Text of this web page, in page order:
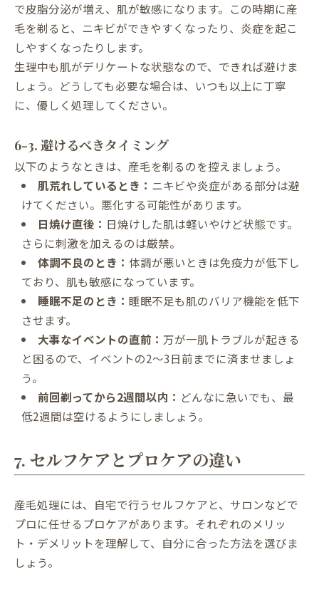
で皮脂分泌が増え、肌が敏感になります。この時期に産
毛を剃ると、ニキビができやすくなったり、炎症を起こ
しやすくなったりします。
生理中も肌がデリケートな状態なので、できれば避けま
しょう。どうしても必要な場合は、いつも以上に丁寧
に、優しく処理してください。
6-3. 避けるべきタイミング
以下のようなときは、産毛を剃るのを控えましょう。
肌荒れしているとき： ニキビや炎症がある部分は避
けてください。悪化する可能性があります。
日焼け直後： 日焼けした肌は軽いやけど状態です。
さらに刺激を加えるのは厳禁。
体調不良のとき： 体調が悪いときは免疫力が低下し
ており、肌も敏感になっています。
睡眠不足のとき： 睡眠不足も肌のバリア機能を低下
させます。
大事なイベントの直前： 万が一肌トラブルが起きる
と困るので、イベントの2〜3日前までに済ませましょ
う。
前回剃ってから2週間以内： どんなに急いでも、最
低2週間は空けるようにしましょう。
7. セルフケアとプロケアの違い
産毛処理には、自宅で行うセルフケアと、サロンなどで
プロに任せるプロケアがあります。それぞれのメリッ
ト・デメリットを理解して、自分に合った方法を選びま
しょう。